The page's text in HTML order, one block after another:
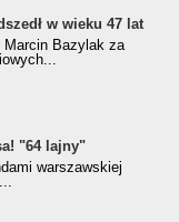
w wieku 47 lat
Marcin Bazylak za
"64 lajny"
warszawskiej